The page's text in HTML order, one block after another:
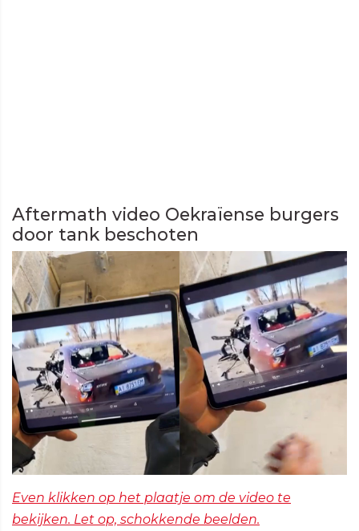
Aftermath video Oekraïense burgers
door tank beschoten
Even klikken op het plaatje om de video te
bekijken. Let op, schokkende beelden.